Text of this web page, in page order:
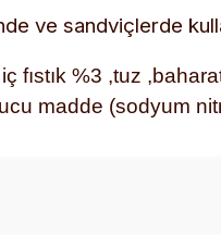
ve sandviçlerde
fıstık %3 ,tuz
madde (sodyum